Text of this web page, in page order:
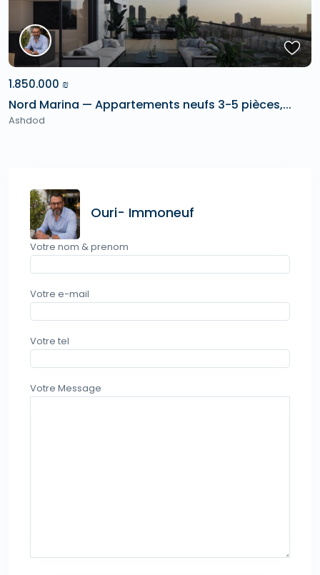
1.850.000 ₪
Nord Marina — Appartements neufs 3-5 pièces,...
Ashdod
Ouri- Immoneuf
Votre nom & prenom
Votre e-mail
Votre tel
Votre Message